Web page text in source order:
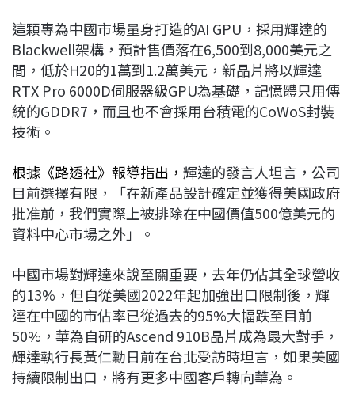
這顆專為中國市場量身打造的AI GPU，採用輝達的
Blackwell架構，預計售價落在6,500到8,000美元之
間，低於H20的1萬到1.2萬美元，新晶片將以輝達
RTX Pro 6000D伺服器級GPU為基礎，記憶體只用傳
統的GDDR7，而且也不會採用台積電的CoWoS封裝
技術。
根據《路透社》報導指出， 輝達的發言人坦言，公司
目前選擇有限，「在新產品設計確定並獲得美國政府
批准前，我們實際上被排除在中國價值500億美元的
資料中心市場之外」。
中國市場對輝達來說至關重要，去年仍佔其全球營收
的13%，但自從美國2022年起加強出口限制後，輝
達在中國的市佔率已從過去的95%大幅跌至目前
50%，華為自研的Ascend 910B晶片成為最大對手，
輝達執行長黃仁勳日前在台北受訪時坦言，如果美國
持續限制出口，將有更多中國客戶轉向華為。